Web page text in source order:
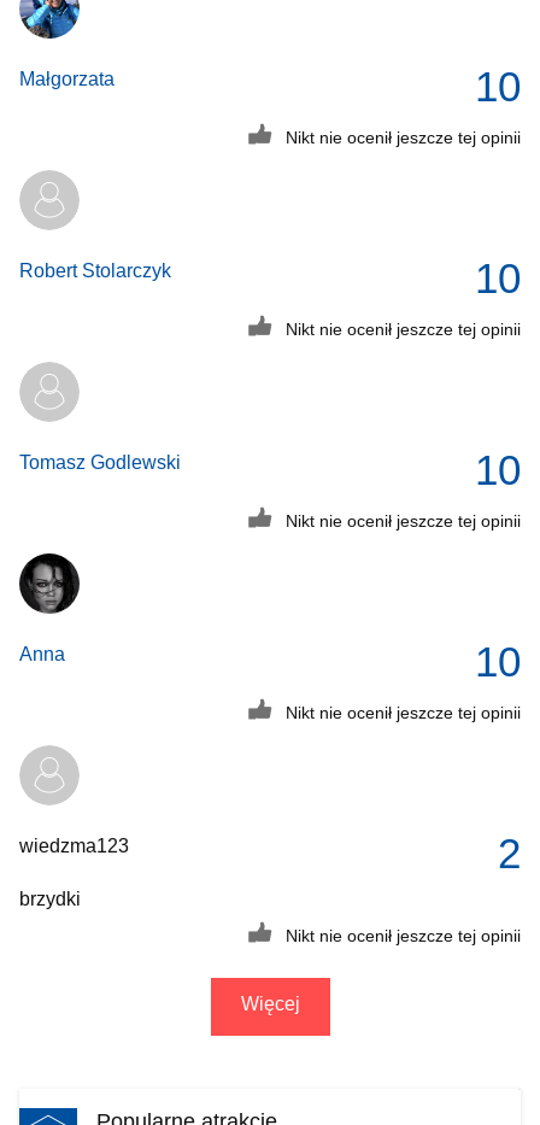
10
Małgorzata
Nikt nie ocenił jeszcze tej opinii
10
Robert Stolarczyk
Nikt nie ocenił jeszcze tej opinii
10
Tomasz Godlewski
Nikt nie ocenił jeszcze tej opinii
10
Anna
Nikt nie ocenił jeszcze tej opinii
2
wiedzma123
brzydki
Nikt nie ocenił jeszcze tej opinii
Więcej